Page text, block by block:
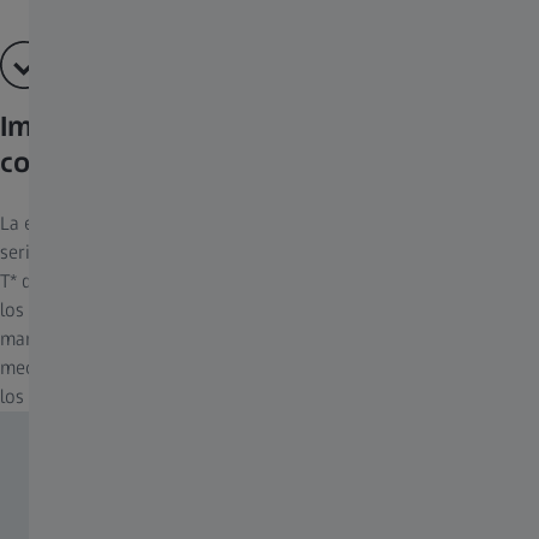
Imágenes excelentes, incluso en
condiciones lumínicas difíciles
La extraordinaria reducción de luz lateral es posible gracias a una
serie de medidas combinadas a la perfección. Además de la capa
T* de ZEISS, se aplica una laca especial totalmente negra a todos
los bordes de los objetivos mediante un complejo proceso
manual. Se han integrado trampas de luz en los componentes
mecánicos y se han diseñado superficies específicas para evitar
los reflejos.